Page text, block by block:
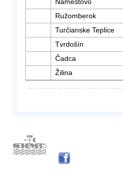
Ružomberok
Turčianske Teplice
Tvrdošín
Čadca
Žilina